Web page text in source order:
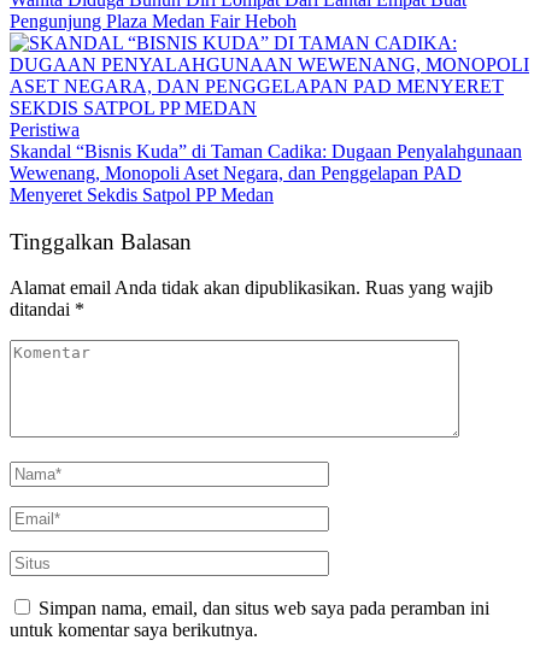
Pengunjung Plaza Medan Fair Heboh
Peristiwa
Skandal “Bisnis Kuda” di Taman Cadika: Dugaan Penyalahgunaan
Wewenang, Monopoli Aset Negara, dan Penggelapan PAD
Menyeret Sekdis Satpol PP Medan
Tinggalkan Balasan
Alamat email Anda tidak akan dipublikasikan. Ruas yang wajib
ditandai *
Simpan nama, email, dan situs web saya pada peramban ini
untuk komentar saya berikutnya.